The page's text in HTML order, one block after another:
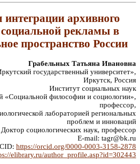
архивного
рекламы в
пространство России
Грабельных Татьяна Ивановна
государственный университет»,
Иркутск, Россия
Институт социальных наук
«Социальной философии и социологии»,
профессор,
лабораторией региональных
проблем и инноваций
Доктор социологических наук, профессор
E-mail: tagr@bk.ru
https://orcid.org/0000-0003-3158-2878
elibrary.ru/author_profile.asp?id=302443